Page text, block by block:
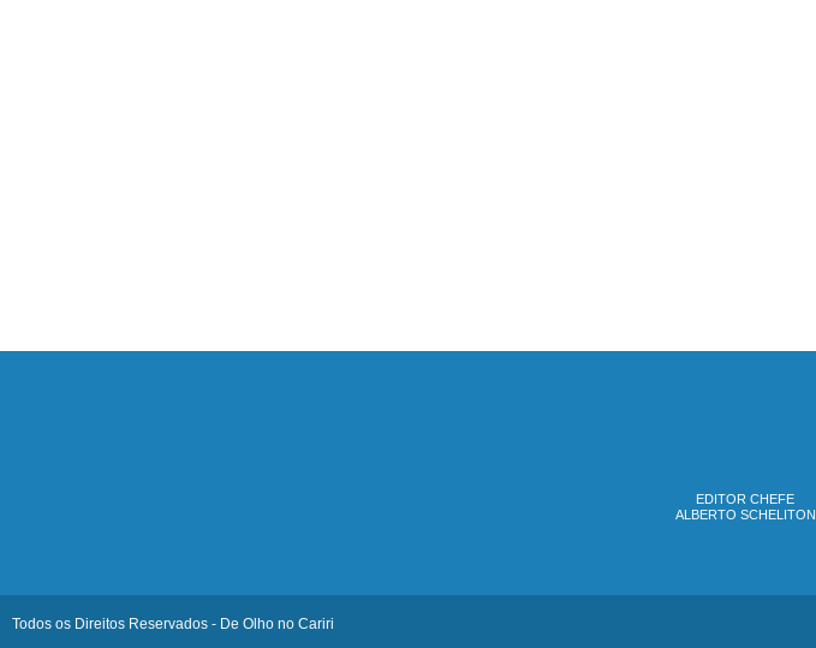
EDITOR CHEFE
ALBERTO SCHELITON
Todos os Direitos Reservados - De Olho no Cariri